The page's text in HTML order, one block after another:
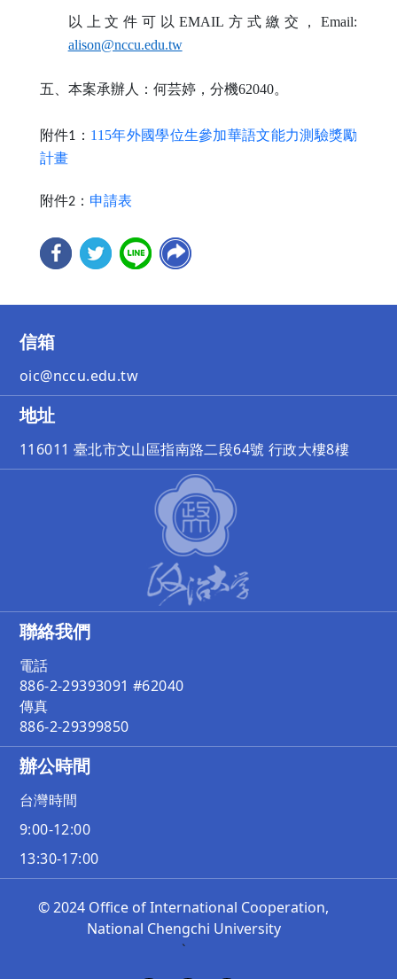
以上文件可以 EMAIL 方式繳交，Email:
alison@nccu.edu.tw
五、本案承辦人：何芸婷，分機62040。
附件1： 115年外國學位生參加華語文能力測驗獎勵
計畫
附件2： 申請表
信箱
oic@nccu.edu.tw
地址
116011 臺北市文山區指南路二段64號 行政大樓8樓
聯絡我們
電話
886-2-29393091 #62040
傳真
886-2-29399850
辦公時間
台灣時間
9:00-12:00
13:30-17:00
© 2024 Office of International Cooperation,
National Chengchi University
`